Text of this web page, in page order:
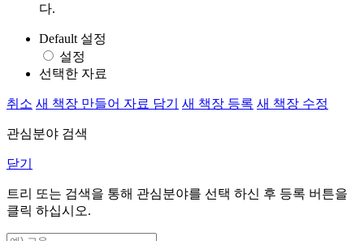
다.
Default 설정
설정
선택한 자료
취소 새 책장 만들어 자료 담기 새 책장 등록 새 책장 수정
관심분야 검색
닫기
트리 또는 검색을 통해 관심분야를 선택 하신 후 등록 버튼을
클릭 하십시오.